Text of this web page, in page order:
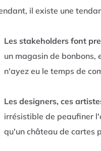
il existe une
Les stakeholders font
un magasin de
n'ayez eu le temps de
Les designers, ces
irrésistible de peaufiner
qu'un château de cartes